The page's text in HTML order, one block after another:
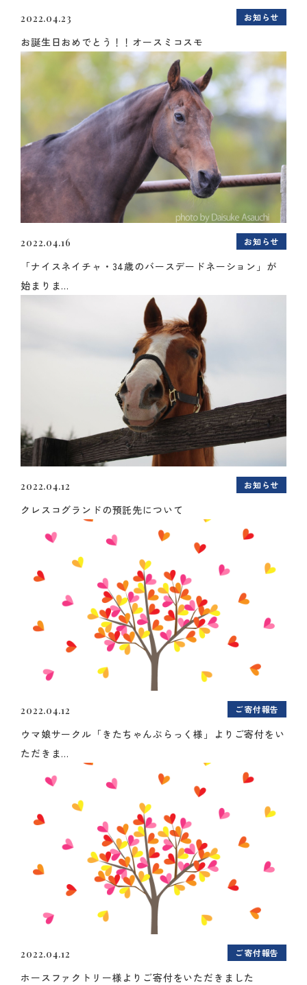
2022.04.23 お知らせ
お誕生日おめでとう！！オースミコスモ
2022.04.16 お知らせ
「ナイスネイチャ・34歳のバースデードネーション」が
始まりま...
2022.04.12 お知らせ
クレスコグランドの預託先について
2022.04.12 ご寄付報告
ウマ娘サークル「きたちゃんぶらっく様」よりご寄付をい
ただきま...
2022.04.12 ご寄付報告
ホースファクトリー様よりご寄付をいただきました